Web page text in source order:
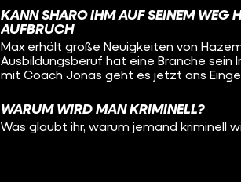
fremden Land anzukommen und bei null
auch in Hazems Musik einen Platz
Saeed hat er einen Auftritt in einem
wird, vor einem Publikum zu performen?
mit ihm bei YouTube an!
KANN SHARO IHM AUF SEINEM WEG
AUFBRUCH
Max erhält große Neuigkeiten von
Ausbildungsberuf hat eine Branche
mit Coach Jonas geht es jetzt ans
sorgen. Auch er weiß, wie es ist, in
bei null zu starten. Ein Thema, das nun
findet, denn gemeinsam mit Kumpel
WARUM WIRD MAN KRIMINELL?
Was glaubt ihr, warum jemand kriminell